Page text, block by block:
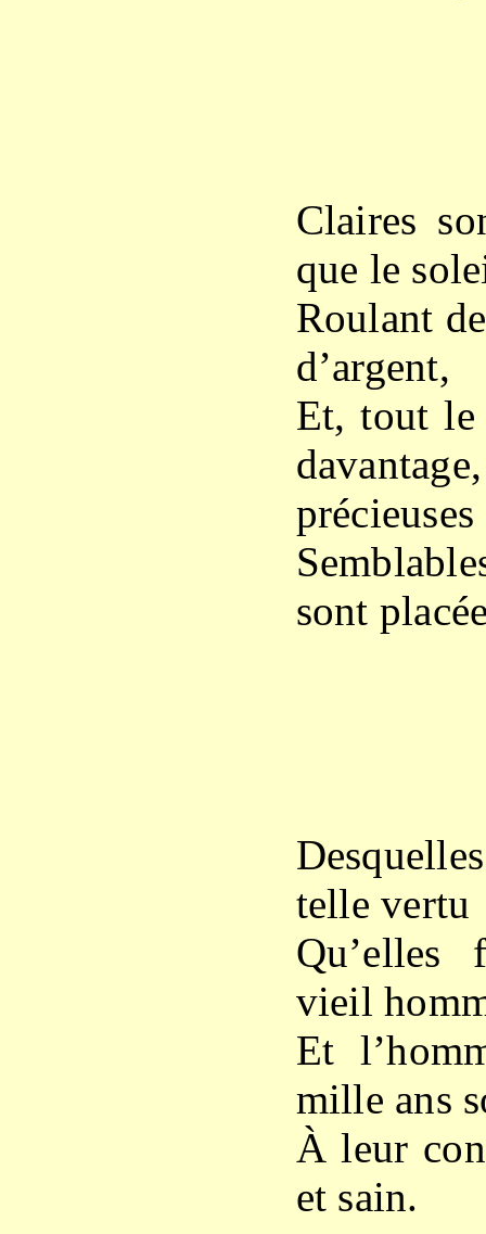
Claires
que le
Roulant
d’argent,
Et, tout le
précieuses
sont
telle vertu
Qu’elles
vieil
Et
mille ans
À leur
et sain.